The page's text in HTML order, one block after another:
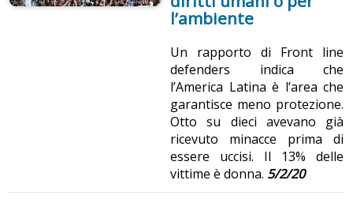
l’ambiente
Un rapporto di Front line
defenders indica che
l’America Latina è l’area che
garantisce meno protezione.
Otto su dieci avevano già
ricevuto minacce prima di
essere uccisi. Il 13% delle
vittime è donna. 5/2/20